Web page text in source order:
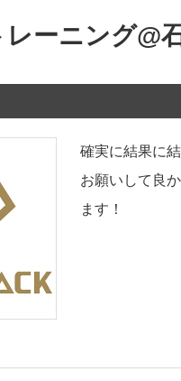
ーニング@
確実に結果に
お願いして良
ます！